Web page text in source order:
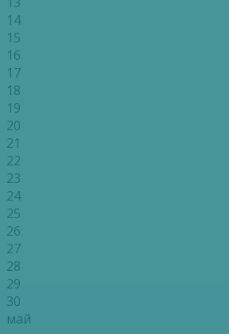
14
15
16
17
18
19
20
21
22
23
24
25
26
27
28
29
30
май